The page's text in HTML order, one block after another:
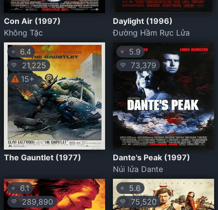
Con Air (1997)
Không Tặc
Daylight (1996)
Đường Hầm Rực Lửa
⭐ 6.4
💛
21,225
15+
The Gauntlet (1977)
⭐ 5.9
💛 73,379
Dante's Peak (1997)
Núi lửa Dante
⭐ 6.1
💛 289,890
⭐ 5.6
💛 75,520